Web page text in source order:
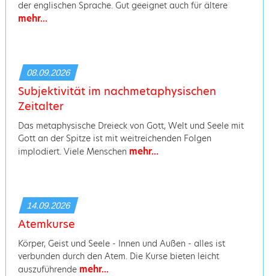
der englischen Sprache. Gut geeignet auch für ältere
mehr...
08.09.2026
Subjektivität im nachmetaphysischen
Zeitalter
Das metaphysische Dreieck von Gott, Welt und Seele mit
Gott an der Spitze ist mit weitreichenden Folgen
implodiert. Viele Menschenmehr...
14.09.2026
Atemkurse
Körper, Geist und Seele - Innen und Außen - alles ist
verbunden durch den Atem. Die Kurse bieten leicht
auszuführendemehr...